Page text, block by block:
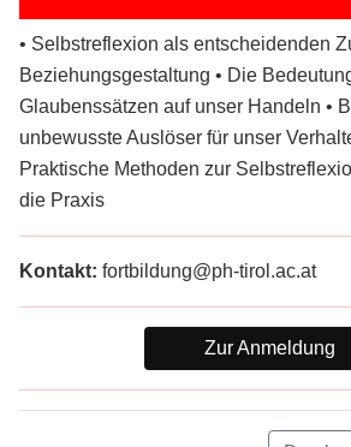
• Selbstreflexion als entscheidenden
Beziehungsgestaltung • Die
Glaubenssätzen auf unser Handeln •
unbewusste Auslöser für unser
Praktische Methoden zur
die Praxis
Kontakt: fortbildung@ph-tirol.ac.at
Zur Anmeldung